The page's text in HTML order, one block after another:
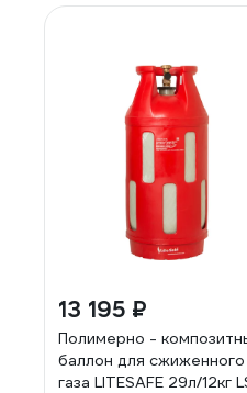
13 195 ₽
Полимерно -
баллон для сжиженного
газа LITESAFE 29л/12кг